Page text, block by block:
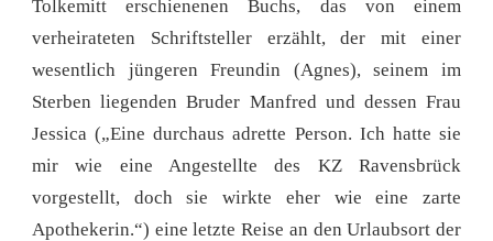
Tolkemitt erschienenen Buchs, das von einem
verheirateten Schriftsteller erzählt, der mit einer
wesentlich jüngeren Freundin (Agnes), seinem im
Sterben liegenden Bruder Manfred und dessen Frau
Jessica („Eine durchaus adrette Person. Ich hatte sie
mir wie eine Angestellte des KZ Ravensbrück
vorgestellt, doch sie wirkte eher wie eine zarte
Apothekerin.“) eine letzte Reise an den Urlaubsort der